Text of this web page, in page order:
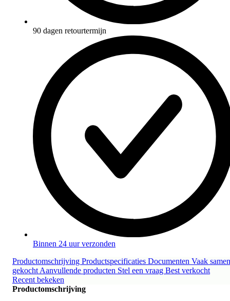
90 dagen retourtermijn
Binnen 24 uur verzonden
Productomschrijving Productspecificaties Documenten Vaak samen
gekocht Aanvullende producten Stel een vraag Best verkocht
Recent bekeken
Productomschrijving